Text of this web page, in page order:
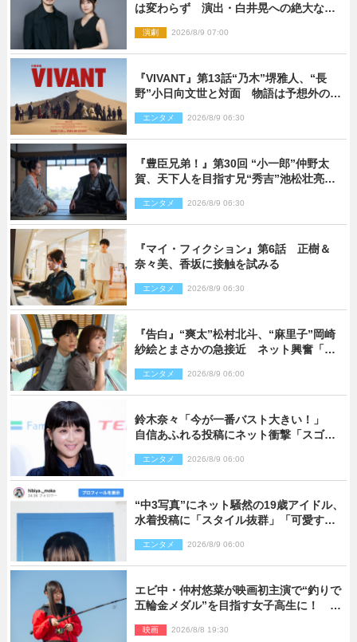
は変わらず 演出・白井晃への絶大なる
演劇 2026/8/9 07:00
『VIVANT』第13話“乃木”堺雅人、“長
野”小日向文世と対面 物語は予想外の展
エンタメ 2026/8/9 06:30
『豊臣兄弟！』第30回 “小一郎”仲野太
賀、天下人を目指す兄“秀吉”池松壮亮
エンタメ 2026/8/9 06:30
『マイ・フィクション』第6話 正樹＆
奈々美、香坂に接触を試みる
エンタメ 2026/8/9 06:30
『告白』“爽太”松村北斗、“麻里子”岡崎
紗絵とまさかの急接近 ネット興奮「そ
り）
エンタメ 2026/8/9 06:00
鈴木奈々「今が一番バスト大きい！」
自信あふれる投稿にネット衝撃「スゴ
エンタメ 2026/8/9 06:00
“中3写真”にネット騒然の19歳アイドル、
水着投稿に「スタイル抜群」「可愛すぎ
エンタメ 2026/8/9 06:00
エビ中・仲村悠菜が映画初主演で“釣りで
五輪金メダル”を目指す女子高生に！ 映
映画 2026/8/8 19:30